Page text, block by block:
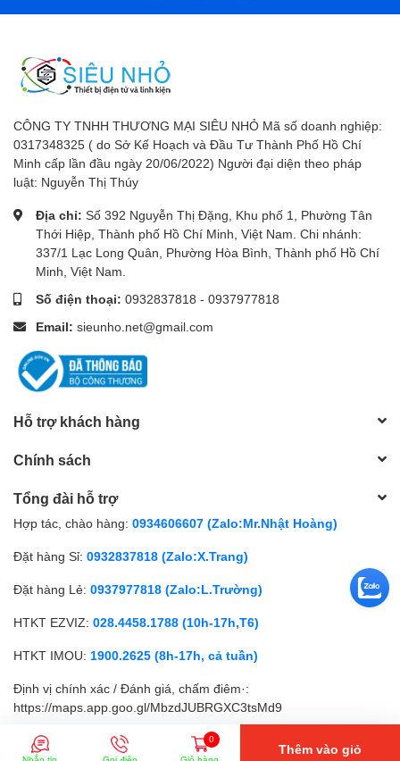
CÔNG TY TNHH THƯƠNG MẠI SIÊU NHỎ Mã số doanh nghiệp:
0317348325 ( do Sở Kế Hoạch và Đầu Tư Thành Phố Hồ Chí
Minh cấp lần đầu ngày 20/06/2022) Người đại diện theo pháp
luật: Nguyễn Thị Thúy
Địa chỉ: Số 392 Nguyễn Thị Đặng, Khu phố 1, Phường Tân
Thới Hiệp, Thành phố Hồ Chí Minh, Việt Nam. Chi nhánh:
337/1 Lạc Long Quân, Phường Hòa Bình, Thành phố Hồ Chí
Minh, Việt Nam.
Số điện thoại: 0932837818 - 0937977818
Email: sieunho.net@gmail.com
Hỗ trợ khách hàng
Chính sách
Tổng đài hỗ trợ
Hợp tác, chào hàng: 0934606607 (Zalo:Mr.Nhật Hoàng)
Đặt hàng Sỉ: 0932837818 (Zalo:X.Trang)
Đặt hàng Lẻ: 0937977818 (Zalo:L.Trường)
HTKT EZVIZ: 028.4458.1788 (10h-17h,T6)
HTKT IMOU: 1900.2625 (8h-17h, cả tuần)
Định vị chính xác / Đánh giá, chấm điêm·:
https://maps.app.goo.gl/MbzdJUBRGXC3tsMd9
© Bản quyền thuộc về SIÊU NHỎ| Cung cấp bởi Sapo
Nhắn tin Gọi điện
0
Giỏ hàng
Thêm vào giỏ